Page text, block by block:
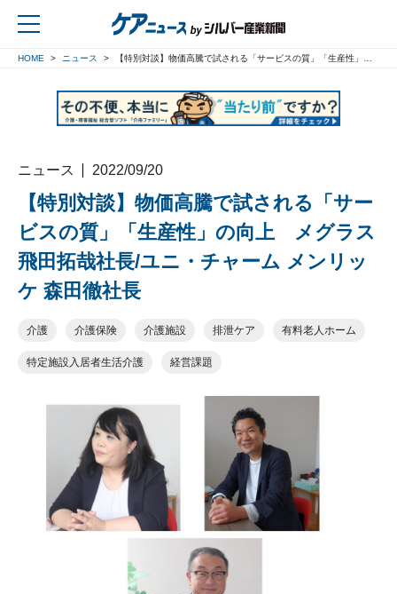
HOME ニュース 【特別対談】物価高騰で試される「サービスの質」「生産性」の向上 メグラス 飛田拓哉社長/ユニ・チャーム メンリッケ 森田徹社長
ニュース 2022/09/20
【特別対談】物価高騰で試される「サー
ビスの質」「生産性」の向上 メグラス
飛田拓哉社長/ユニ・チャーム メンリッ
ケ 森田徹社長
介護 介護保険 介護施設 排泄ケア 有料老人ホーム
特定施設入居者生活介護 経営課題